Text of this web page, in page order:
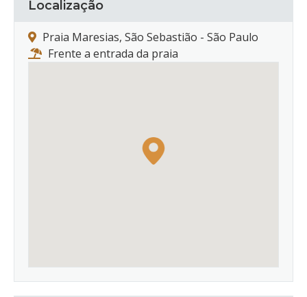
Localização
Praia Maresias, São Sebastião - São Paulo
Frente a entrada da praia